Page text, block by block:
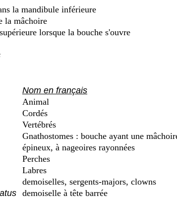
la mandibule inférieure
la mâchoire
lorsque la bouche s'ouvre
Nom en français
Animal
Cordés
Vertébrés
Gnathostomes : bouche ayant une
épineux, à nageoires rayonnées
Perches
Labres
demoiselles, sergents-majors, clowns
demoiselle à tête barrée